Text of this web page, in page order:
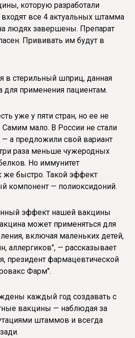
которую разработали
все 4 актуальных штамма
людях завершены. Препарат
Прививать им будут в
в стерильный шприц, данная
для применения пациентам.
уже у пяти стран, но ее не
Самим мало. В России не стали
— а предложили свой вариант
раза меньше чужеродных
Но иммунитет
же быстро. Такой эффект
компонент — полиоксидоний.
эффект нашей вакцины
может применяться для
включая маленьких детей,
аллергиков", — рассказывает
президент фармацевтической
Фарм".
каждый год создавать с
вакцины — наблюдая за
штаммов и всегда